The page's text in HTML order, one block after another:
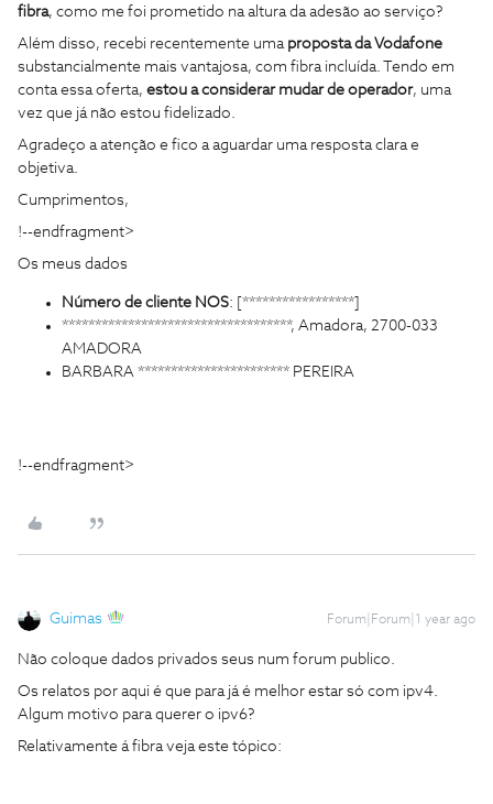
fibra, como me foi prometido na altura da adesão ao serviço?
Além disso, recebi recentemente uma proposta da Vodafone
substancialmente mais vantajosa, com fibra incluída. Tendo em
conta essa oferta, estou a considerar mudar de operador, uma
vez que já não estou fidelizado.
Agradeço a atenção e fico a aguardar uma resposta clara e
objetiva.
Cumprimentos,
!--endfragment>
Os meus dados
Número de cliente NOS: [*****************]
***********************************, Amadora, 2700-033
AMADORA
BARBARA *********************** PEREIRA
!--endfragment>
Guimas Forum|Forum|1 year ago
Não coloque dados privados seus num forum publico.
Os relatos por aqui é que para já é melhor estar só com ipv4.
Algum motivo para querer o ipv6?
Relativamente á fibra veja este tópico: